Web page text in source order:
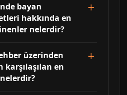
bayan
hakkında en
nelerdir?
üzerinden
en